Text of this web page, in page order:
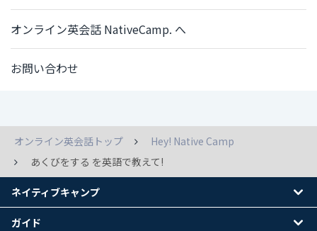
オンライン英会話 NativeCamp. へ
お問い合わせ
オンライン英会話トップ
Hey! Native Camp
あくびをする を英語で教えて!
ネイティブキャンプ
ガイド